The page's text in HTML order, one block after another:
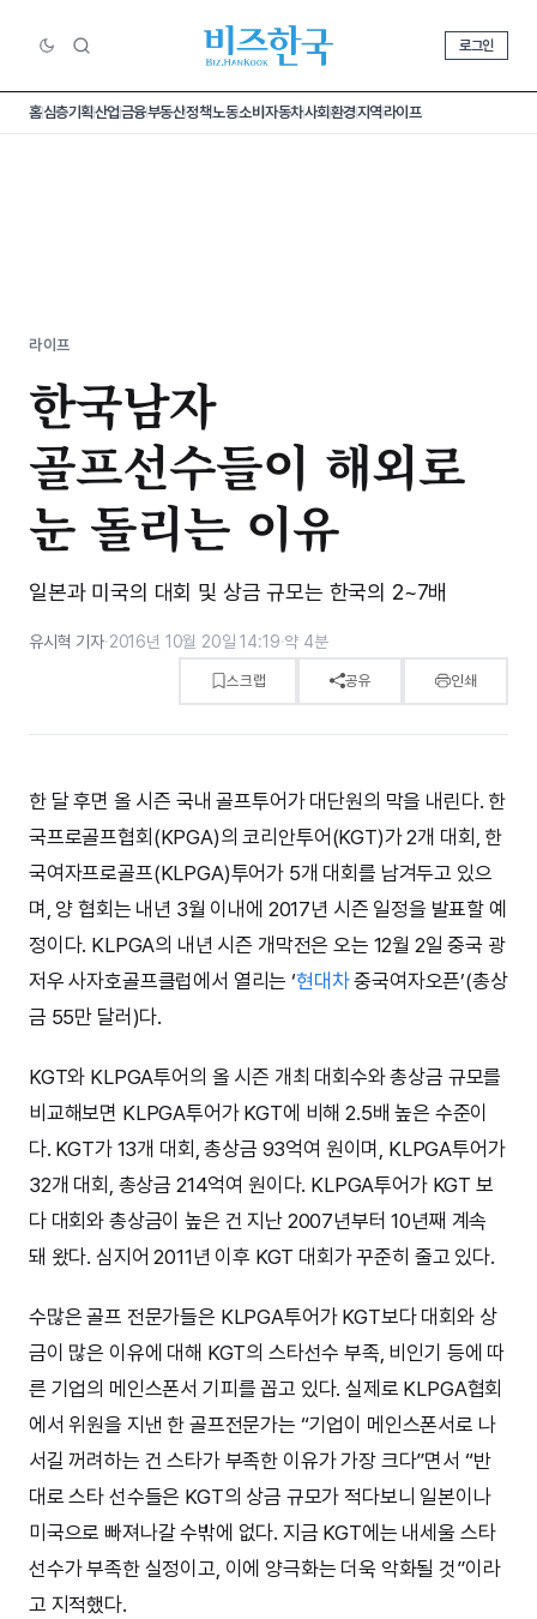
로그인
홈심층기획산업금융부동산정책노동소비 자동차사회환경지역라이프
라이프
한국남자
골프선수들이 해외로
눈 돌리는 이유
일본과 미국의 대회 및 상금 규모는 한국의 2~7배
유시혁 기자·2016년 10월 20일 14:19·약 4분
스크랩 공유 인쇄
한 달 후면 올 시즌 국내 골프투어가 대단원의 막을 내린다. 한
국프로골프협회(KPGA)의 코리안투어(KGT)가 2개 대회, 한
국여자프로골프(KLPGA)투어가 5개 대회를 남겨두고 있으
며, 양 협회는 내년 3월 이내에 2017년 시즌 일정을 발표할 예
정이다. KLPGA의 내년 시즌 개막전은 오는 12월 2일 중국 광
저우 사자호골프클럽에서 열리는 ‘현대차중국여자오픈’(총상
금 55만 달러)다.
KGT와 KLPGA투어의 올 시즌 개최 대회수와 총상금 규모를
비교해보면 KLPGA투어가 KGT에 비해 2.5배 높은 수준이
다. KGT가 13개 대회, 총상금 93억여 원이며, KLPGA투어가
32개 대회, 총상금 214억여 원이다. KLPGA투어가 KGT 보
다 대회와 총상금이 높은 건 지난 2007년부터 10년째 계속
돼 왔다. 심지어 2011년 이후 KGT 대회가 꾸준히 줄고 있다.
수많은 골프 전문가들은 KLPGA투어가 KGT보다 대회와 상
금이 많은 이유에 대해 KGT의 스타선수 부족, 비인기 등에 따
른 기업의 메인스폰서 기피를 꼽고 있다. 실제로 KLPGA협회
에서 위원을 지낸 한 골프전문가는 “기업이 메인스폰서로 나
서길 꺼려하는 건 스타가 부족한 이유가 가장 크다”면서 “반
대로 스타 선수들은 KGT의 상금 규모가 적다보니 일본이나
미국으로 빠져나갈 수밖에 없다. 지금 KGT에는 내세울 스타
선수가 부족한 실정이고, 이에 양극화는 더욱 악화될 것”이라
고 지적했다.